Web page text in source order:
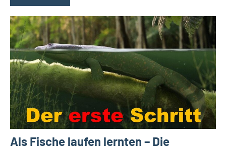
Als Fische laufen lernten – Die